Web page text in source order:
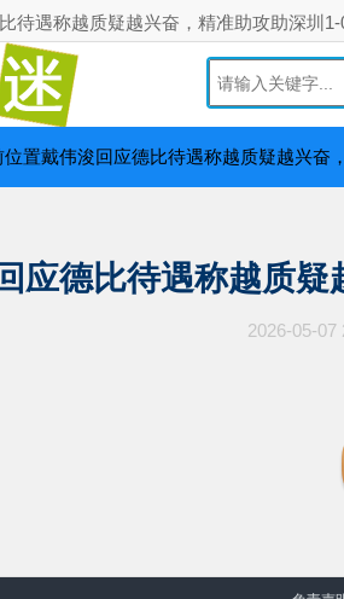
待遇称越质疑越兴奋，精准助攻助深圳1-
位置戴伟浚回应德比待遇称越质疑越兴奋
应德比待遇称越质
2026-05-07